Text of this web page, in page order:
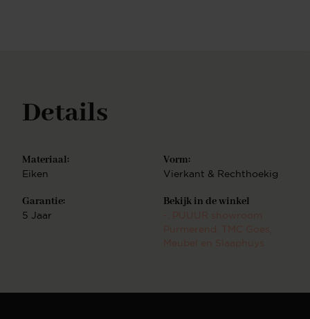
bijvoorbeeld eettafels, dressoirs en vakkenkasten.
Deze zijn ook geheel naar wens zelf samen te
Details
Materiaal:
Eiken
Vorm:
Vierkant & Rechthoekig
Garantie:
5 Jaar
Bekijk in de winkel
-
, PUUUR showroom
Purmerend , TMC Goes
Meubel en Slaaphuys